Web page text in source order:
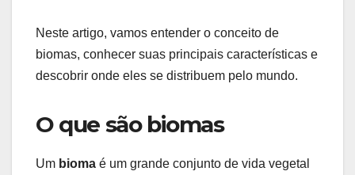
Neste artigo, vamos entender o conceito de
biomas, conhecer suas principais características e
descobrir onde eles se distribuem pelo mundo.
O que são biomas
Um bioma é um grande conjunto de vida vegetal